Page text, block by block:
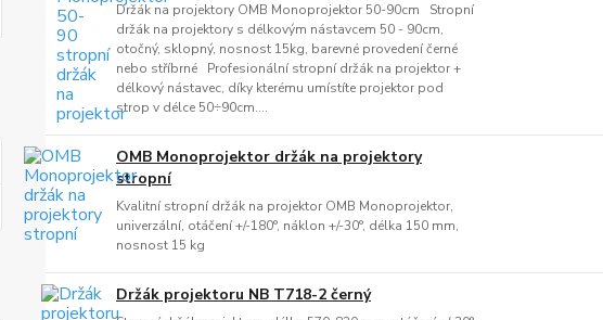
Držák na projektory OMB Monoprojektor 50-90cm Stropní
držák na projektory s délkovým nástavcem 50 - 90cm,
otočný, sklopný, nosnost 15kg, barevné provedení černé
nebo stříbrné Profesionální stropní držák na projektor +
délkový nástavec, díky kterému umístíte projektor pod
strop v délce 50÷90cm....
OMB Monoprojektor držák na projektory
stropní
Kvalitní stropní držák na projektor OMB Monoprojektor,
univerzální, otáčení +/-180°, náklon +/-30°, délka 150 mm,
nosnost 15 kg
Držák projektoru NB T718-2 černý